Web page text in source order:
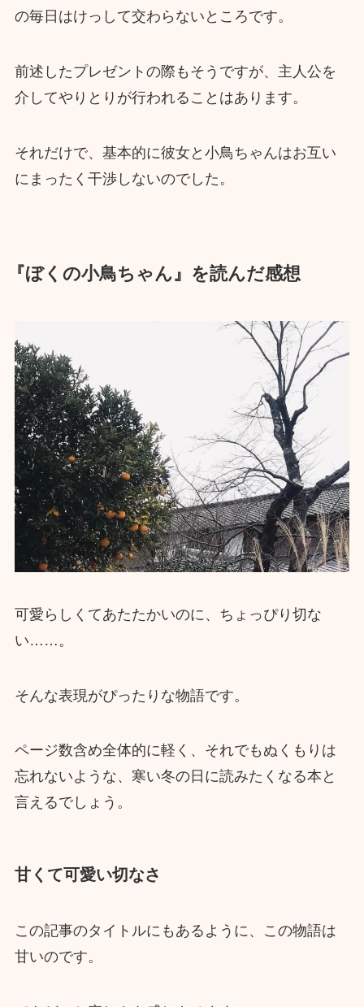
の毎日はけっして交わらないところです。
前述したプレゼントの際もそうですが、主人公を
介してやりとりが行われることはあります。
それだけで、基本的に彼女と小鳥ちゃんはお互い
にまったく干渉しないのでした。
『ぼくの小鳥ちゃん』を読んだ感想
可愛らしくてあたたかいのに、ちょっぴり切な
い……。
そんな表現がぴったりな物語です。
ページ数含め全体的に軽く、それでもぬくもりは
忘れないような、寒い冬の日に読みたくなる本と
言えるでしょう。
甘くて可愛い切なさ
この記事のタイトルにもあるように、この物語は
甘いのです。